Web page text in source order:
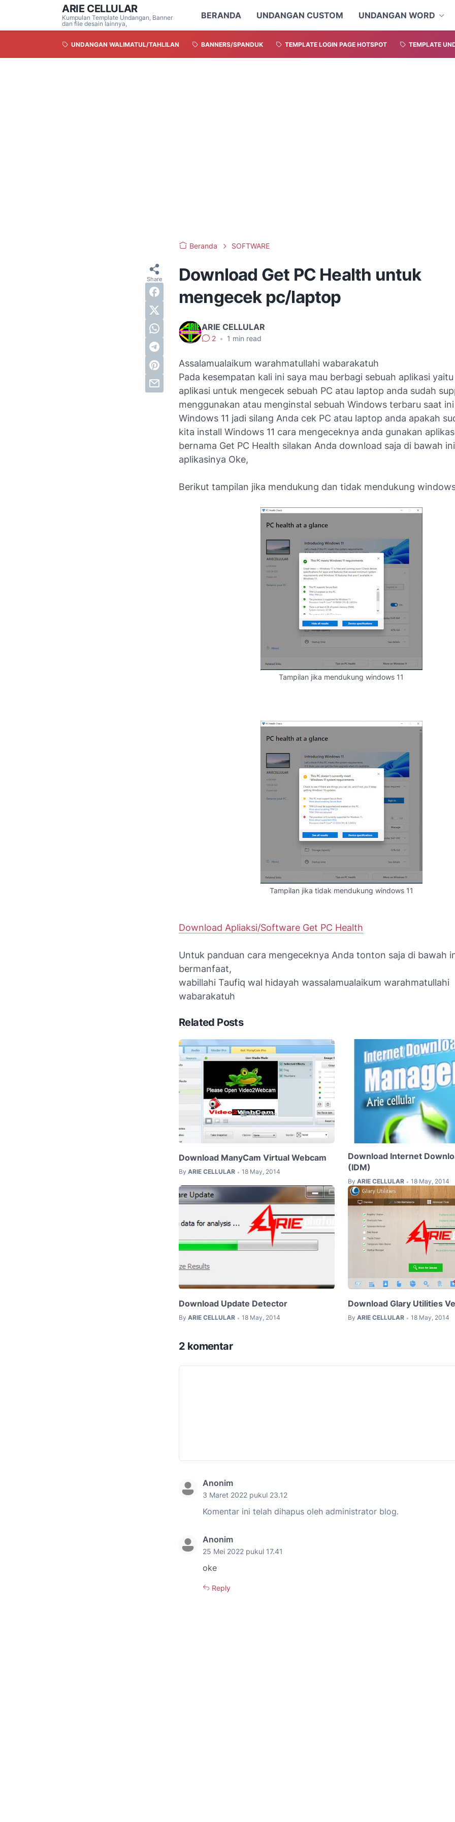
ARIE CELLULAR
Kumpulan Template Undangan, Banner
dan file desain lainnya,
BERANDA UNDANGAN CUSTOM UNDANGAN WORD
UNDANGAN WALIMATUL/TAHLILAN BANNERS/SPANDUK TEMPLATE LOGIN PAGE HOTSPOT TEMPLATE
Beranda SOFTWARE
Download Get PC Health untuk
mengecek pc/laptop
ARIE CELLULAR
2 • 1 min read
Assalamualaikum warahmatullahi wabarakatuh
Pada kesempatan kali ini saya mau berbagi sebuah aplikasi
aplikasi untuk mengecek sebuah PC atau laptop anda sudah
menggunakan atau menginstal sebuah Windows terbaru saat
Windows 11 jadi silang Anda cek PC atau laptop anda apakah
kita install Windows 11 cara mengeceknya anda gunakan
bernama Get PC Health silakan Anda download saja di bawah
aplikasinya Oke,
Berikut tampilan jika mendukung dan tidak mendukung windows
Tampilan jika mendukung windows 11
Tampilan jika tidak mendukung windows 11
Download Apliaksi/Software Get PC Health
Untuk panduan cara mengeceknya Anda tonton saja di bawah
bermanfaat,
wabillahi Taufiq wal hidayah wassalamualaikum warahmatullahi
wabarakatuh
Related Posts
Download ManyCam Virtual Webcam
By ARIE CELLULAR • 18 May, 2014
Download Internet
(IDM)
By ARIE CELLULAR • 18 May, 2014
Download Update Detector
By ARIE CELLULAR • 18 May, 2014
Download Glary Utilities
By ARIE CELLULAR • 18 May, 2014
2 komentar
Anonim
3 Maret 2022 pukul 23.12
Komentar ini telah dihapus oleh administrator blog.
Anonim
25 Mei 2022 pukul 17.41
oke
Reply